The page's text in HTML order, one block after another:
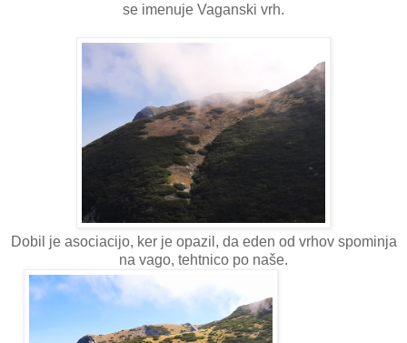
se imenuje Vaganski vrh.
Dobil je asociacijo, ker je opazil, da eden od vrhov spominja
na vago, tehtnico po naše.